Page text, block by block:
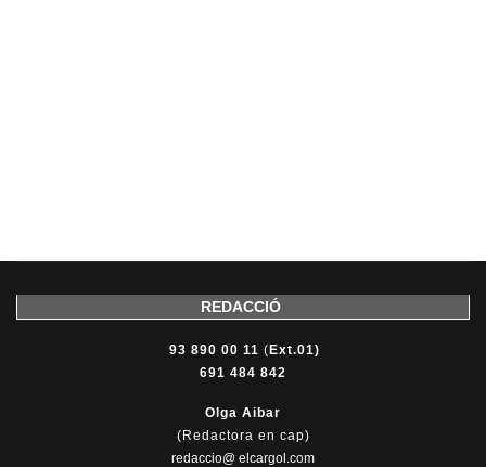
REDACCIÓ
93 890 00 11 ( Ext.01)
691 484 842
Olga Aibar
(Redactora en cap)
redaccio@ elcargol.com